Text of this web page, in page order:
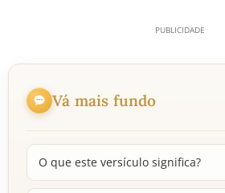
Vá mais fundo
O que este versículo significa?